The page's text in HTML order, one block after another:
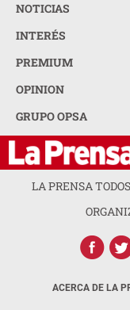
NOTICIAS
INTERÉS
PREMIUM
OPINION
GRUPO OPSA
LA PRENSA
ACERCA DE LA